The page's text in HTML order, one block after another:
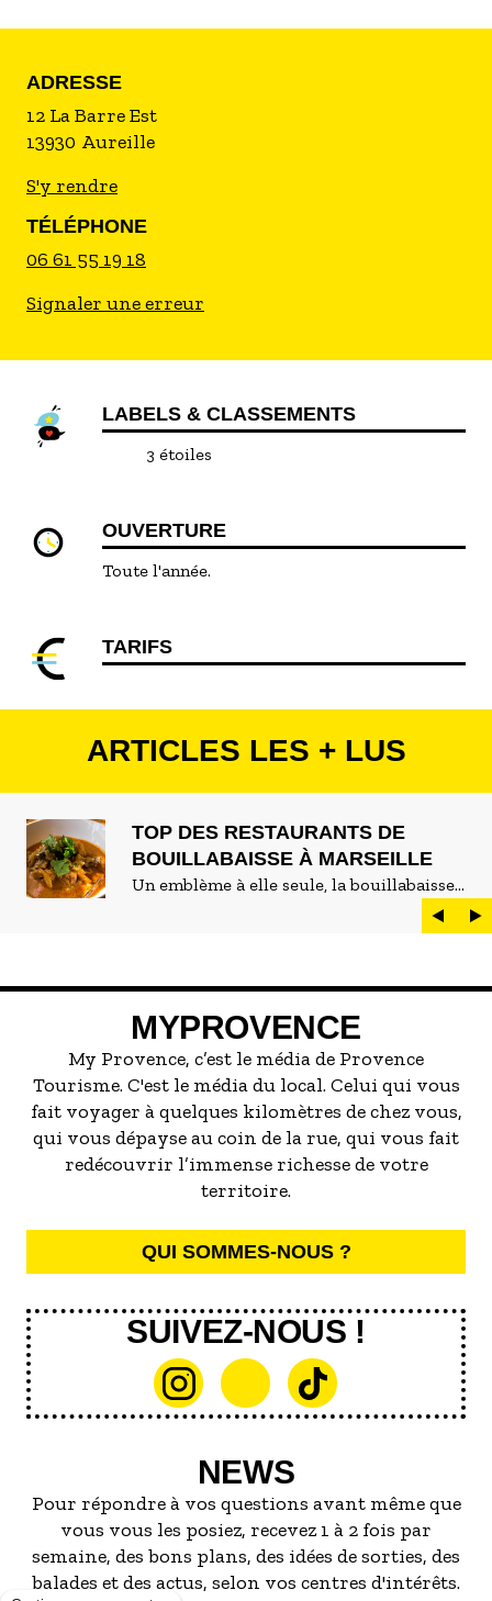
ADRESSE
12 La Barre Est
13930 Aureille
S'y rendre
TÉLÉPHONE
06 61 55 19 18
Signaler une erreur
LABELS & CLASSEMENTS
3 étoiles
OUVERTURE
Toute l'année.
TARIFS
ARTICLES LES + LUS
TOP DES RESTAURANTS DE
BOUILLABAISSE À MARSEILLE
Un emblème à elle seule, la bouillabaisse
est LE plat marseillais par excellence. On
peut d'ailleurs vite être submergé·e par la
servir la meilleure...
MYPROVENCE
My Provence, c’est le média de Provence
Tourisme. C'est le média du local. Celui qui vous
fait voyager à quelques kilomètres de chez vous,
qui vous dépayse au coin de la rue, qui vous fait
redécouvrir l’immense richesse de votre
territoire.
QUI SOMMES-NOUS ?
SUIVEZ-NOUS !
NEWS
Pour répondre à vos questions avant même que
vous vous les posiez, recevez 1 à 2 fois par
semaine, des bons plans, des idées de sorties, des
balades et des actus, selon vos centres d'intérêts.